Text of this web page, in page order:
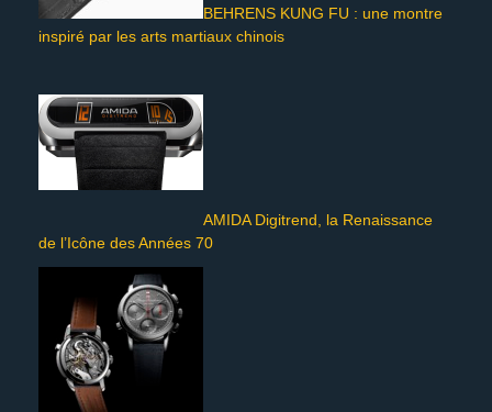
BEHRENS KUNG FU : une montre
inspiré par les arts martiaux chinois
AMIDA Digitrend, la Renaissance
de l’Icône des Années 70